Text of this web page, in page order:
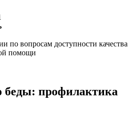
по вопросам доступности качества
помощи
профилактика